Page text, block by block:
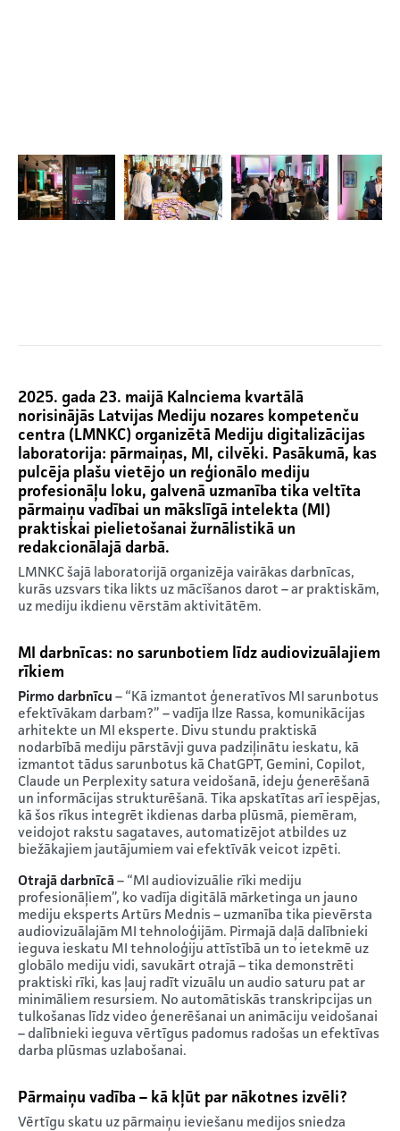
2025. gada 23. maijā Kalnciema kvartālā
norisinājās Latvijas Mediju nozares kompetenču
centra (LMNKC) organizētā Mediju digitalizācijas
laboratorija: pārmaiņas, MI, cilvēki. Pasākumā, kas
pulcēja plašu vietējo un reģionālo mediju
profesionāļu loku, galvenā uzmanība tika veltīta
pārmaiņu vadībai un mākslīgā intelekta (MI)
praktiskai pielietošanai žurnālistikā un
redakcionālajā darbā.
LMNKC šajā laboratorijā organizēja vairākas darbnīcas,
kurās uzsvars tika likts uz mācīšanos darot – ar praktiskām,
uz mediju ikdienu vērstām aktivitātēm.
MI darbnīcas: no sarunbotiem līdz audiovizuālajiem
rīkiem
Pirmo darbnīcu – “Kā izmantot ģeneratīvos MI sarunbotus
efektīvākam darbam?” – vadīja Ilze Rassa, komunikācijas
arhitekte un MI eksperte. Divu stundu praktiskā
nodarbībā mediju pārstāvji guva padziļinātu ieskatu, kā
izmantot tādus sarunbotus kā ChatGPT, Gemini, Copilot,
Claude un Perplexity satura veidošanā, ideju ģenerēšanā
un informācijas strukturēšanā. Tika apskatītas arī iespējas,
kā šos rīkus integrēt ikdienas darba plūsmā, piemēram,
veidojot rakstu sagataves, automatizējot atbildes uz
biežākajiem jautājumiem vai efektīvāk veicot izpēti.
Otrajā darbnīcā– “MI audiovizuālie rīki mediju
profesionāļiem”, ko vadīja digitālā mārketinga un jauno
mediju eksperts Artūrs Mednis – uzmanība tika pievērsta
audiovizuālajām MI tehnoloģijām. Pirmajā daļā dalībnieki
ieguva ieskatu MI tehnoloģiju attīstībā un to ietekmē uz
globālo mediju vidi, savukārt otrajā – tika demonstrēti
praktiski rīki, kas ļauj radīt vizuālu un audio saturu pat ar
minimāliem resursiem. No automātiskās transkripcijas un
tulkošanas līdz video ģenerēšanai un animāciju veidošanai
– dalībnieki ieguva vērtīgus padomus radošas un efektīvas
darba plūsmas uzlabošanai.
Pārmaiņu vadība – kā kļūt par nākotnes izvēli?
Vērtīgu skatu uz pārmaiņu ieviešanu medijos sniedza